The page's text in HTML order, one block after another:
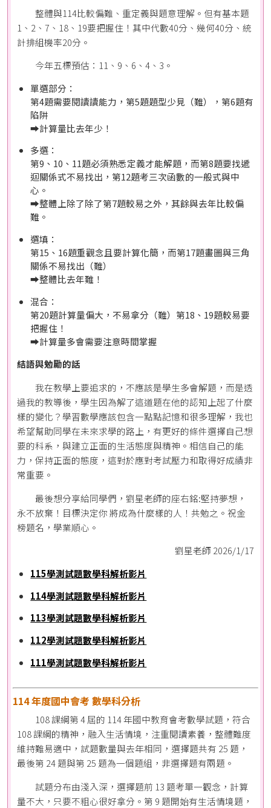
整體與114比較偏難、重定義與題意理解。但有基本題
1、2、7、18、19要把握住！其中代數40分、幾何40分、統
計排組機率20分。
今年五標預估：11、9、6、4、3。
單選部分：
第4題需要閱讀讀能力，第5題題型少見（難），第6題有
陷阱
➡️計算量比去年少！
多選：
第9、10、11題必須熟悉定義才能解題，而第8題要找遞
迴關係式不易找出，第12題考三次函數的一般式與中
心。
➡️整體上除了除了第7題較易之外，其餘與去年比較偏
難。
選填：
第15、16題重觀念且要計算化簡，而第17題畫圖與三角
關係不易找出（難）
➡️整體比去年難！
混合：
第20題計算量偏大，不易拿分（難）第18、19題較易要
把握住！
➡️計算量多會需要注意時間掌握
結語與勉勵的話
我在教學上要追求的，不應該是學生多會解題，而是透
過我的教導後，學生因為解了這道題在他的認知上起了什麼
樣的變化？學習數學應該包含一點點記憶和很多理解，我也
希望幫助同學在未來求學的路上，有更好的條件選擇自己想
要的科系，與建立正面的生活態度與精神。相信自己的能
力，保持正面的態度，這對於應對考試壓力和取得好成績非
常重要。
最後想分享給同學們，劉星老師的座右銘:堅持夢想，
永不放棄！目標決定你 將成為什麼樣的人！共勉之。祝金
榜題名，學業順心。
劉星老師 2026/1/17
115學測試題數學科解析影片
114學測試題數學科解析影片
113學測試題數學科解析影片
112學測試題數學科解析影片
111學測試題數學科解析影片
114 年度國中會考 數學科分析
108 課綱第 4 屆的 114 年國中教育會考數學試題，符合
108 課綱的精神，融入生活情境，注重閱讀素養，整體難度
維持難易適中，試題數量與去年相同，選擇題共有 25 題，
最後第 24 題與第 25 題為一個題組，非選擇題有兩題。
試題分布由淺入深，選擇題前 13 題考單一觀念，計算
量不大，只要不粗心很好拿分。第 9 題開始有生活情境題，